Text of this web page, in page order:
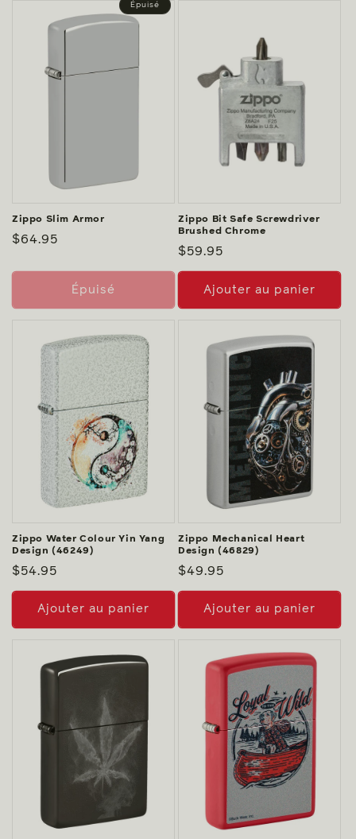
Épuisé
Zippo Slim Armor
Prix
$64.95
Épuisé
Zippo Bit Safe Screwdriver
Brushed Chrome
Prix
habituel
$59.95
Ajouter au panier
Zippo Water Colour Yin Yang
Design (46249)
Prix
habituel
$54.95
Ajouter au panier
Zippo Mechanical Heart
Design (46829)
Prix
habituel
$49.95
Ajouter au panier